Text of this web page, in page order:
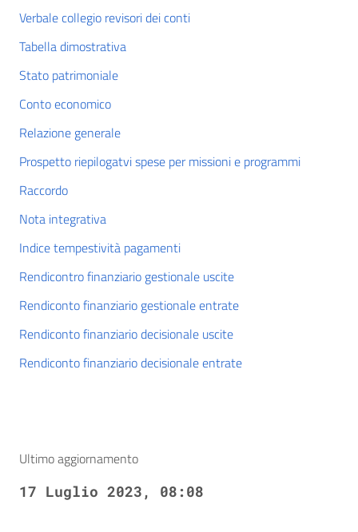
Verbale collegio revisori dei conti
Tabella dimostrativa
Stato patrimoniale
Conto economico
Relazione generale
Prospetto riepilogatvi spese per missioni e programmi
Raccordo
Nota integrativa
Indice tempestività pagamenti
Rendicontro finanziario gestionale uscite
Rendiconto finanziario gestionale entrate
Rendiconto finanziario decisionale uscite
Rendiconto finanziario decisionale entrate
Ultimo aggiornamento
17 Luglio 2023, 08:08